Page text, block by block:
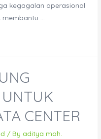
kegagalan operasional
…
UNTUK
CENTER
/ Byaditya moh.